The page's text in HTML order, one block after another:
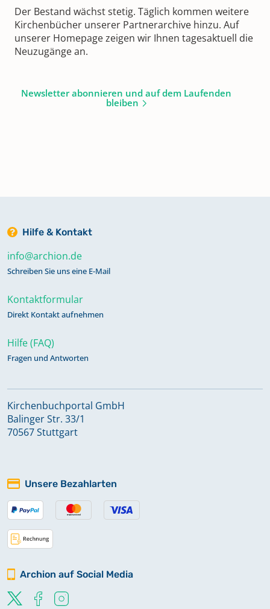
Der Bestand wächst stetig. Täglich kommen weitere
Kirchenbücher unserer Partnerarchive hinzu. Auf
unserer Homepage zeigen wir Ihnen tagesaktuell die
Neuzugänge an.
Newsletter abonnieren und auf dem Laufenden
bleiben
Hilfe & Kontakt
info@archion.de
Schreiben Sie uns eine E-Mail
Kontaktformular
Direkt Kontakt aufnehmen
Hilfe (FAQ)
Fragen und Antworten
Kirchenbuchportal GmbH
Balinger Str. 33/1
70567 Stuttgart
Unsere Bezahlarten
Archion auf Social Media